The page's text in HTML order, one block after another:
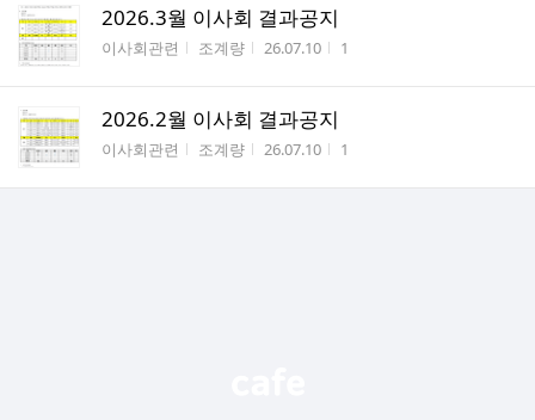
2026.3월 이사회 결과공지
게시판명
이사회관련 작성자
조계량 작성시간
26.07.10 조회수
1
2026.2월 이사회 결과공지
게시판명
이사회관련 작성자
조계량 작성시간
26.07.10 조회수
1